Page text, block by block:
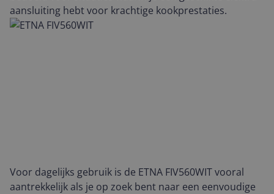
aansluiting hebt voor krachtige kookprestaties.
Voor dagelijks gebruik is de ETNA FIV560WIT vooral
aantrekkelijk als je op zoek bent naar een eenvoudige